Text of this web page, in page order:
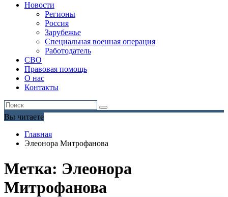
Новости
Регионы
Россия
Зарубежье
Специальная военная операция
Работодатель
СВО
Правовая помощь
О нас
Контакты
Вы читаете
Главная
Элеонора Митрофанова
Метка: Элеонора
Митрофанова